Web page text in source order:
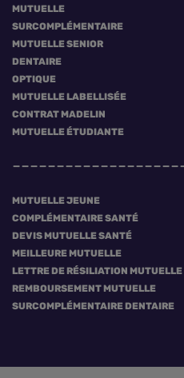
MUTUELLE
SURCOMPLÉMENTAIRE
MUTUELLE SENIOR
DENTAIRE
OPTIQUE
MUTUELLE LABELLISÉE
CONTRAT MADELIN
MUTUELLE ÉTUDIANTE
MUTUELLE JEUNE
COMPLÉMENTAIRE SANTÉ
DEVIS MUTUELLE SANTÉ
MEILLEURE MUTUELLE
LETTRE DE RÉSILIATION MUTUELLE
REMBOURSEMENT MUTUELLE
SURCOMPLÉMENTAIRE DENTAIRE